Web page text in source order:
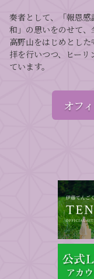
奏者として、「報恩
和」の思いをのせて
高野山をはじめとし
拝を行いつつ、ヒー
ています。
オフ